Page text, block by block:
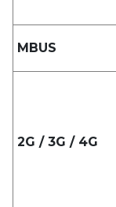
MBUS
2G / 3G / 4G